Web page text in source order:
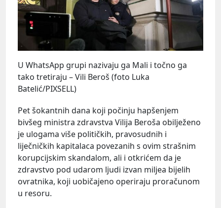
U WhatsApp grupi nazivaju ga Mali i točno ga
tako tretiraju – Vili Beroš (foto Luka
Batelić/PIXSELL)
Pet šokantnih dana koji počinju hapšenjem
bivšeg ministra zdravstva Vilija Beroša obilježeno
je ulogama više političkih, pravosudnih i
liječničkih kapitalaca povezanih s ovim strašnim
korupcijskim skandalom, ali i otkrićem da je
zdravstvo pod udarom ljudi izvan miljea bijelih
ovratnika, koji uobičajeno operiraju proračunom
u resoru.